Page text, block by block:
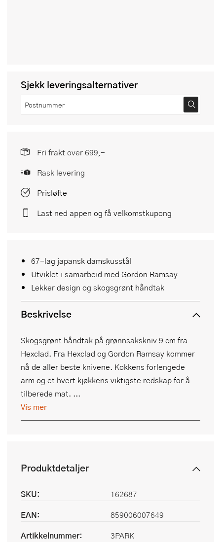
67-lag japansk damskusstål
Utviklet i samarbeid med Gordon Ramsay
Lekker design og skogsgrønt håndtak
Beskrivelse
Skogsgrønt håndtak på grønnsakskniv 9 cm fra
Hexclad. Fra Hexclad og Gordon Ramsay kommer
nå de aller beste knivene. Kokkens forlengede
arm og et hvert kjøkkens viktigste redskap for å
tilberede mat. ...
Vis mer
Sjekk leveringsalternativer
Fri frakt over 699,-
Rask levering
Prisløfte
Last ned appen og få velkomstkupong
Produktdetaljer
SKU:
162687
EAN:
859006007649
Artikkelnummer:
3PARK